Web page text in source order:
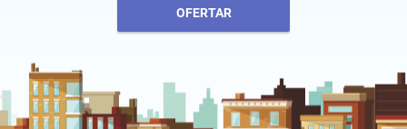
OFERTAR